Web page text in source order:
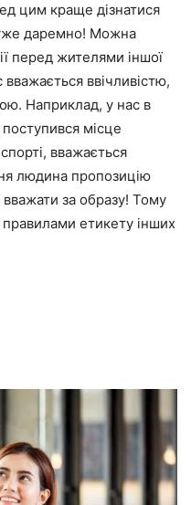
цим краще дізнатися
даремно! Можна
перед жителями іншої
ввічливістю,
Наприклад, у нас в
місце
вважається
людина пропозицію
за образу! Тому
етикету інших